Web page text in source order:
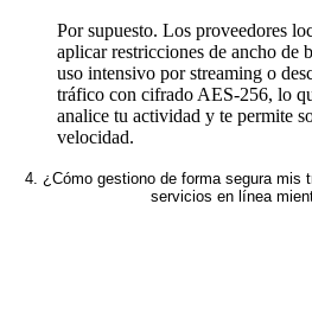
Por supuesto. Los proveedores
aplicar restricciones de ancho de
uso intensivo por streaming o
tráfico con cifrado AES-256, lo
analice tu actividad y te permite
velocidad.
4. ¿Cómo gestiono de forma segura mis
servicios en línea